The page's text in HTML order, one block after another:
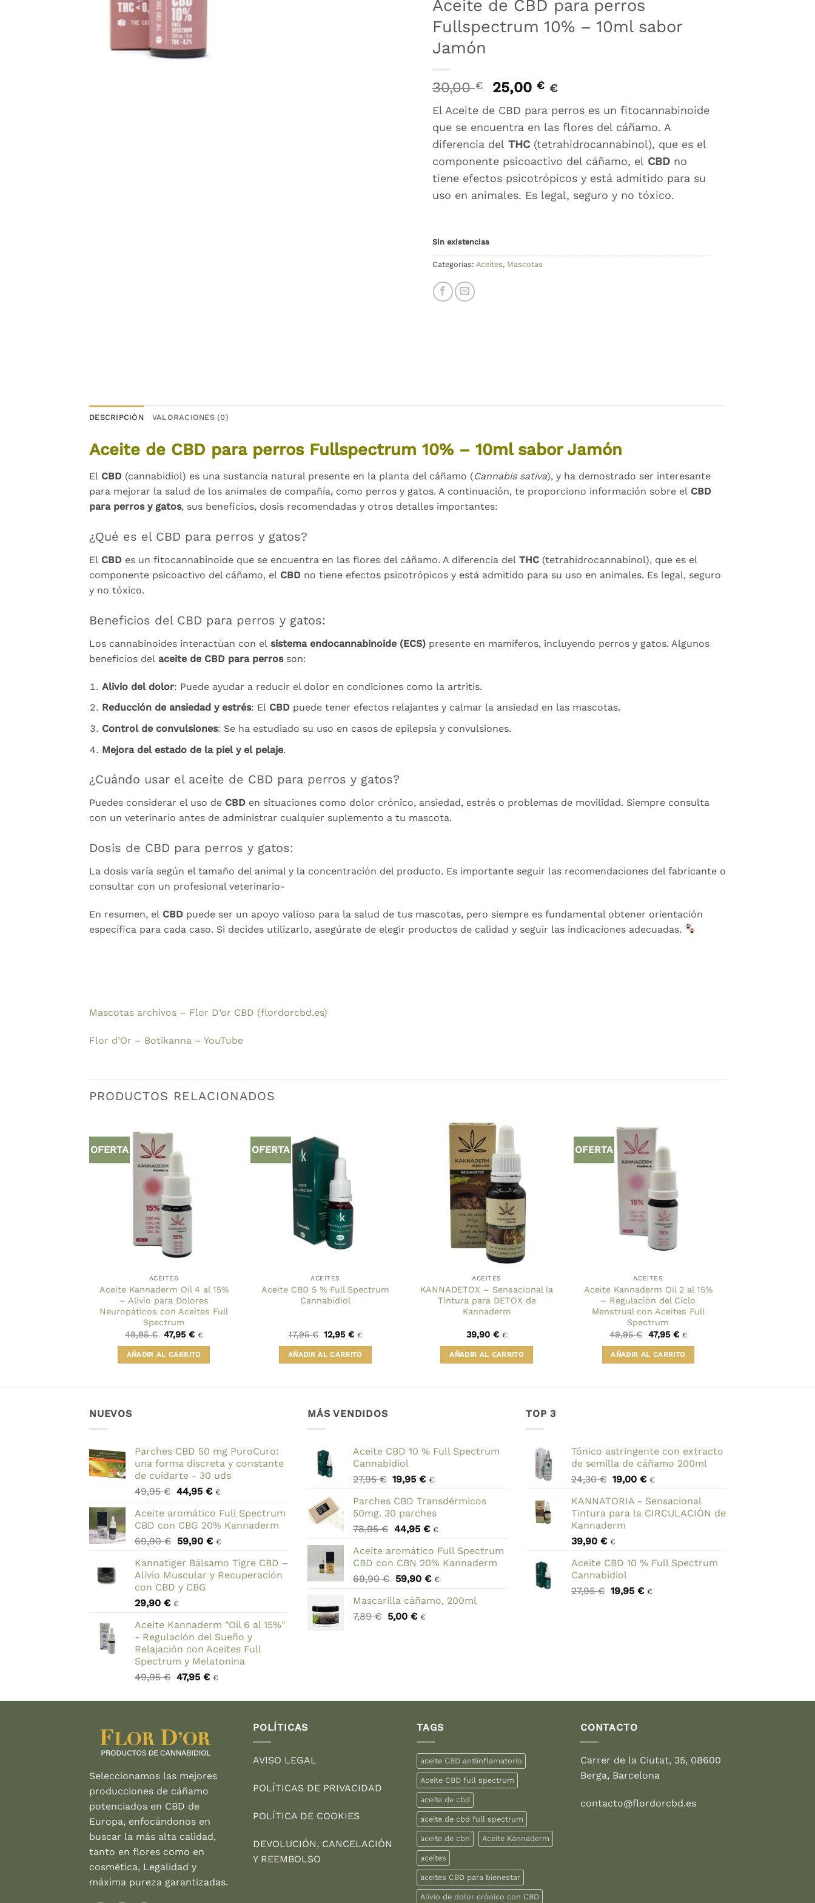
Aceite de CBD para perros
Fullspectrum 10% – 10ml sabor
Jamón
30,00€
El
original
era:
30,00 €.
25,00 €El
actual
es:
25,00 €.
€
El Aceite de CBD para perros es un fitocannabinoide
que se encuentra en las flores del cáñamo. A
diferencia del THC(tetrahidrocannabinol), que es el
componente psicoactivo del cáñamo, el CBDno
tiene efectos psicotrópicos y está admitido para su
uso en animales. Es legal, seguro y no tóxico.
Sin existencias
Categorías: Aceites, Mascotas
DESCRIPCIÓN VALORACIONES (0)
Aceite de CBD para perros Fullspectrum 10% – 10ml sabor Jamón
El CBD (cannabidiol) es una sustancia natural presente en la planta del cáñamo (Cannabis sativa), y ha demostrado ser interesante
para mejorar la salud de los animales de compañía, como perros y gatos. A continuación, te proporciono información sobre el CBD
para perros y gatos, sus beneficios, dosis recomendadas y otros detalles importantes:
¿Qué es el CBD para perros y gatos?
El CBD es un fitocannabinoide que se encuentra en las flores del cáñamo. A diferencia del THC (tetrahidrocannabinol), que es el
componente psicoactivo del cáñamo, el CBD no tiene efectos psicotrópicos y está admitido para su uso en animales. Es legal, seguro
y no tóxico.
Beneficios del CBD para perros y gatos:
Los cannabinoides interactúan con el sistema endocannabinoide (ECS) presente en mamíferos, incluyendo perros y gatos. Algunos
beneficios del aceite de CBD para perrosson:
Alivio del dolor: Puede ayudar a reducir el dolor en condiciones como la artritis.
Reducción de ansiedad y estrés: El CBDpuede tener efectos relajantes y calmar la ansiedad en las mascotas.
Control de convulsiones: Se ha estudiado su uso en casos de epilepsia y convulsiones.
Mejora del estado de la piel y el pelaje.
¿Cuándo usar el aceite de CBD para perros y gatos?
Puedes considerar el uso de CBD en situaciones como dolor crónico, ansiedad, estrés o problemas de movilidad. Siempre consulta
con un veterinario antes de administrar cualquier suplemento a tu mascota.
Dosis de CBD para perros y gatos:
La dosis varía según el tamaño del animal y la concentración del producto. Es importante seguir las recomendaciones del fabricante o
consultar con un profesional veterinario-
En resumen, el CBD puede ser un apoyo valioso para la salud de tus mascotas, pero siempre es fundamental obtener orientación
específica para cada caso. Si decides utilizarlo, asegúrate de elegir productos de calidad y seguir las indicaciones adecuadas.
Mascotas archivos – Flor D’or CBD (flordorcbd.es)
Flor d’Or – Botikanna – YouTube
PRODUCTOS RELACIONADOS
OFERTA
ACEITES
Aceite Kannaderm Oil 4 al 15%
– Alivio para Dolores
Neuropáticos con Aceites Full
Spectrum
49,95€
El
original
era:
47,95 €El
actual
es:
€
AÑADIR AL CARRITO
OFERTA
ACEITES
Aceite CBD 5 % Full Spectrum
Cannabidiol
17,95€ El
original
era:
12,95€El
actual
es:
€
AÑADIR AL CARRITO
ACEITES
KANNADETOX – Sensacional la
Tintura para DETOX de
Kannaderm
39,90€ €
AÑADIR AL CARRITO
OFERTA
ACEITES
Aceite Kannaderm Oil 2 al 15%
– Regulación del Ciclo
Menstrual con Aceites Full
Spectrum
49,95€
El
original
era:
47,95 €El
actual
es:
€
AÑADIR AL CARRITO
NUEVOS
Parches CBD 50 mg PuroCuro:
una forma discreta y constante
de cuidarte - 30 uds
49,95€ El
original
era:
49,95 €.
44,95 €El
actual
es:
44,95 €.
€
Aceite aromático Full Spectrum
CBD con CBG 20% Kannaderm
69,90€ El
original
era:
69,90 €.
59,90 €El
actual
es:
€
Kannatiger Bálsamo Tigre CBD –
Alivio Muscular y Recuperación
con CBD y CBG
29,90 € €
Aceite Kannaderm "Oil 6 al 15%"
- Regulación del Sueño y
Relajación con Aceites Full
Spectrum y Melatonina
49,95€ El
original
47,95 €El
actual
€
MÁS VENDIDOS
Aceite CBD 10 % Full Spectrum
Cannabidiol
27,95€ El
original
era:
27,95 €.
19,95 €El
actual
es:
19,95 €.
€
Parches CBD Transdérmicos
50mg. 30 parches
78,95€ El
original
era:
78,95 €.
44,95 €El
actual
es:
44,95 €.
€
Aceite aromático Full Spectrum
CBD con CBN 20% Kannaderm
69,90€ El
original
era:
59,90 €El
actual
€
Mascarilla cáñamo, 200ml
7,89€ El
5,00 €El
€
TOP 3
Tónico astringente con extracto
de semilla de cáñamo 200ml
24,30€ El
original
era:
24,30 €.
19,00 €El
actual
es:
€
KANNATORIA - Sensacional
Tintura para la CIRCULACIÓN de
Kannaderm
39,90 € €
Aceite CBD 10 % Full Spectrum
Cannabidiol
27,95€ El
19,95 €El
€
Seleccionamos las mejores
producciones de cáñamo
potenciados en CBD de
Europa, enfocándonos en
buscar la más alta calidad,
tanto en flores como en
cosmética, Legalidad y
máxima pureza garantizadas.
POLÍTICAS
AVISO LEGAL
POLÍTICAS DE PRIVACIDAD
POLÍTICA DE COOKIES
DEVOLUCIÓN, CANCELACIÓN
Y REEMBOLSO
TAGS
aceite CBD antiinflamatorio
Aceite CBD full spectrum
aceite de cbd
aceite de cbd full spectrum
aceite de cbn Aceite Kannaderm
aceites
aceites CBD para bienestar
Alivio de dolor crónico con CBD
CONTACTO
Carrer de la Ciutat, 35, 08600
Berga, Barcelona
contacto@flordorcbd.es